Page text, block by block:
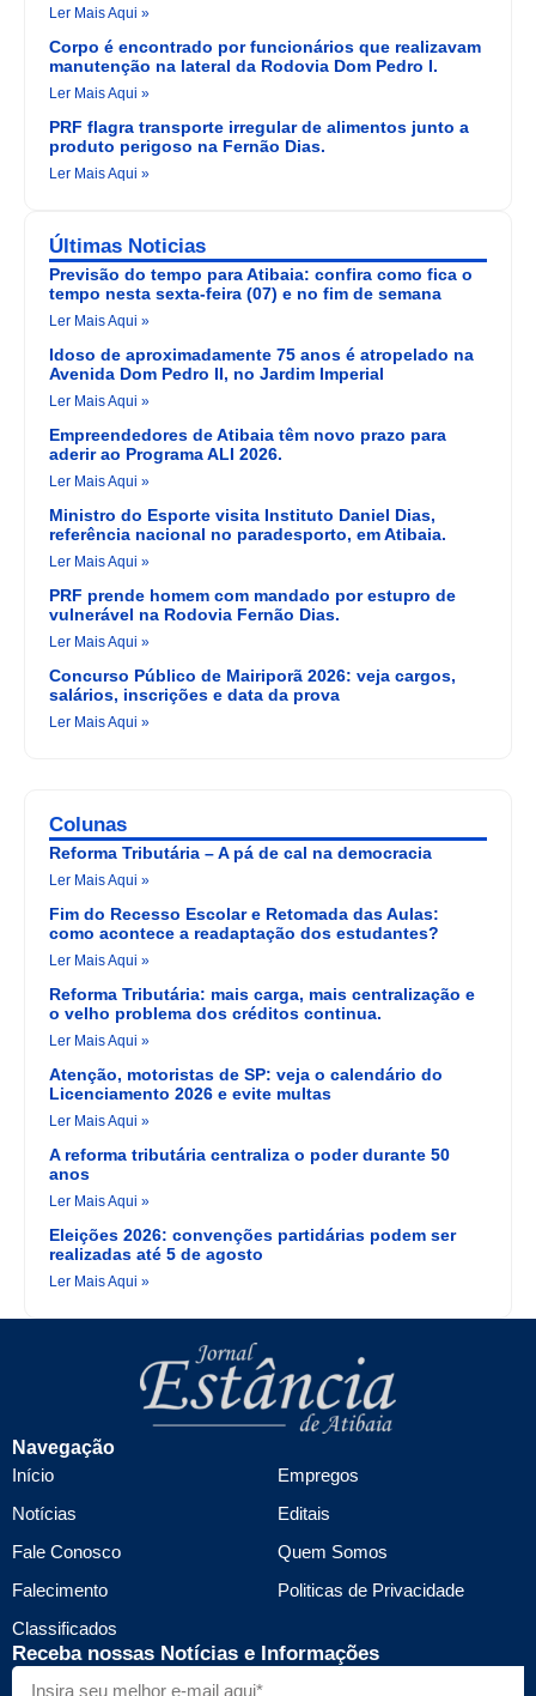
Ler Mais Aqui »
Corpo é encontrado por funcionários que realizavam
manutenção na lateral da Rodovia Dom Pedro I.
Ler Mais Aqui »
PRF flagra transporte irregular de alimentos junto a
produto perigoso na Fernão Dias.
Ler Mais Aqui »
Últimas Noticias
Previsão do tempo para Atibaia: confira como fica o
tempo nesta sexta-feira (07) e no fim de semana
Ler Mais Aqui »
Idoso de aproximadamente 75 anos é atropelado na
Avenida Dom Pedro II, no Jardim Imperial
Ler Mais Aqui »
Empreendedores de Atibaia têm novo prazo para
aderir ao Programa ALI 2026.
Ler Mais Aqui »
Ministro do Esporte visita Instituto Daniel Dias,
referência nacional no paradesporto, em Atibaia.
Ler Mais Aqui »
PRF prende homem com mandado por estupro de
vulnerável na Rodovia Fernão Dias.
Ler Mais Aqui »
Concurso Público de Mairiporã 2026: veja cargos,
salários, inscrições e data da prova
Ler Mais Aqui »
Colunas
Reforma Tributária – A pá de cal na democracia
Ler Mais Aqui »
Fim do Recesso Escolar e Retomada das Aulas:
como acontece a readaptação dos estudantes?
Ler Mais Aqui »
Reforma Tributária: mais carga, mais centralização e
o velho problema dos créditos continua.
Ler Mais Aqui »
Atenção, motoristas de SP: veja o calendário do
Licenciamento 2026 e evite multas
Ler Mais Aqui »
A reforma tributária centraliza o poder durante 50
anos
Ler Mais Aqui »
Eleições 2026: convenções partidárias podem ser
realizadas até 5 de agosto
Ler Mais Aqui »
Navegação
Início
Notícias
Fale Conosco
Falecimento
Classificados
Empregos
Editais
Quem Somos
Politicas de Privacidade
Receba nossas Notícias e Informações